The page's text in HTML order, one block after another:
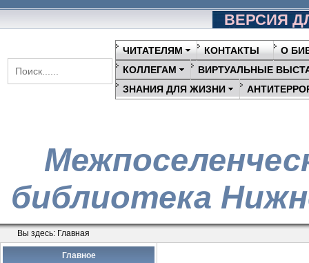
ВЕРСИЯ
ЧИТАТЕЛЯМ КОНТАКТЫ
О
КОЛЛЕГАМ
ВИРТУАЛЬНЫЕ
ЗНАНИЯ ДЛЯ ЖИЗНИ
библиотека
Вы здесь: Главная
Главное